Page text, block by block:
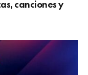
canciones y